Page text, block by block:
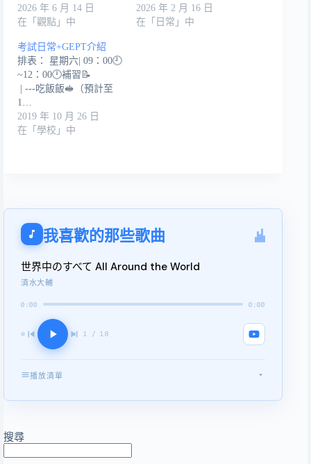
2026 年 6 月 14 日
在「觀點」中
2026 年 2 月 16 日
在「日常」中
考試日常+GEPT介紹
排表： 星期六| 09：00🕘
~12：00🕛補習📝
| ---吃飯飯🥪（預計至
1…
2019 年 10 月 26 日
在「學校」中
我喜歡的那些歌曲
世界中のすべて All Around the World
清水大輔
0:00 0:00
1 / 18
播放清單
1世界中のすべて All Around the World
3知恵を持つ海 Sea of Wisdom
搜尋